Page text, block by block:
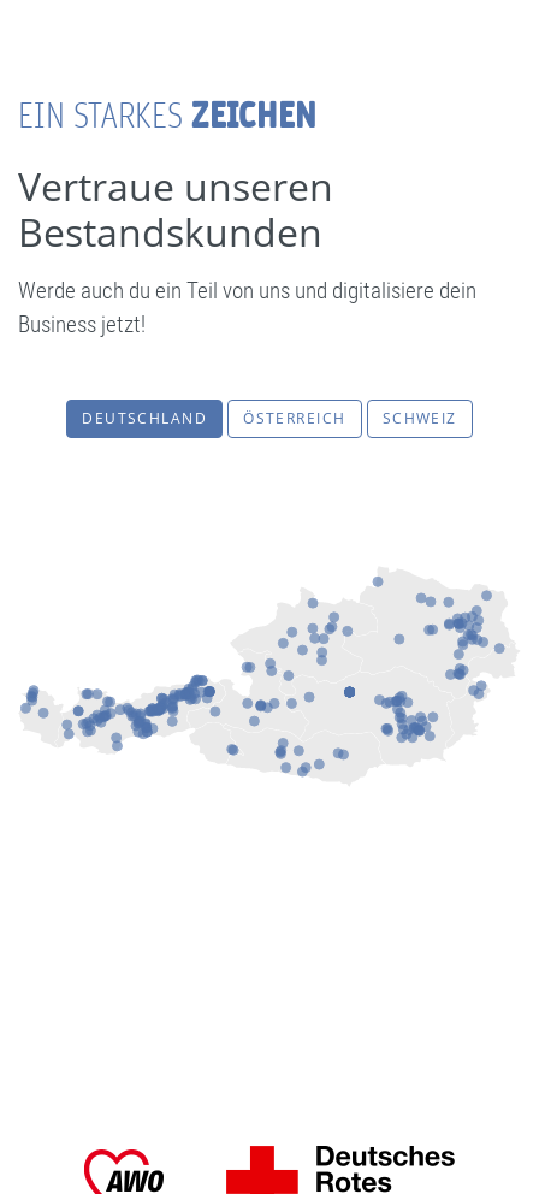
EIN STARKESZEICHEN
Vertraue unseren
Bestandskunden
Werde auch du ein Teil von uns und digitalisiere dein
Business jetzt!
DEUTSCHLAND ÖSTERREICH SCHWEIZ